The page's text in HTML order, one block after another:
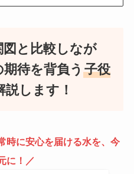
図と比較しなが
期待を背負う子役
説します！
時に安心を届ける水を、今
に ！／